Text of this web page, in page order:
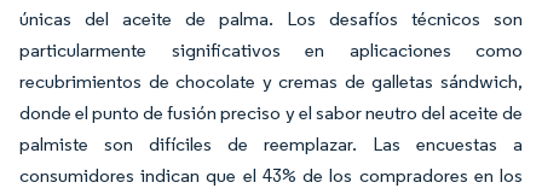
únicas del aceite de palma. Los desafíos técnicos son
particularmente significativos en aplicaciones como
recubrimientos de chocolate y cremas de galletas sándwich,
donde el punto de fusión preciso y el sabor neutro del aceite de
palmiste son difíciles de reemplazar. Las encuestas a
consumidores indican que el 43% de los compradores en los